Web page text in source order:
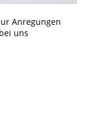
Anregungen
uns